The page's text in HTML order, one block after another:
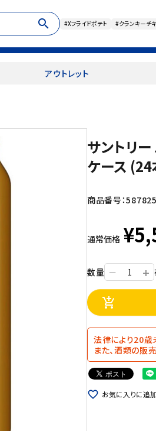
search #Xフライドポテト #クランキーチ
アウトレット
サントリ
ケース (24
商品番号：
通常価格
数量 ー +
add_shopping_cart
法律により20歳
また、酒類の販
favorite_border お気に入りに追加